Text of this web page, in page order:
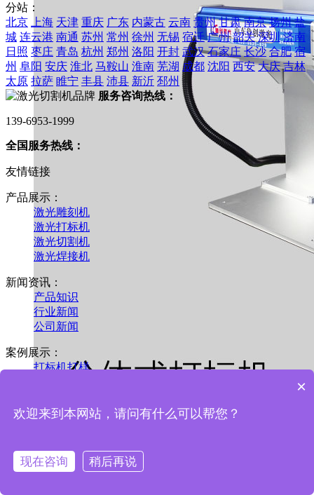
分站：
北京
上海 天津 重庆 广东 内蒙古 云南 贵州 甘肃 南京 扬州 盐
城 连云港 南通 苏州 常州 徐州 无锡 宿迁 广州 韶关 深圳 济南
日照 枣庄 青岛 杭州 郑州 洛阳 开封 武汉 石家庄 长沙 合肥 宿
州 阜阳 安庆 淮北 马鞍山 淮南 芜湖 成都 沈阳 西安 大庆 吉林
太原 拉萨 睢宁 丰县 沛县 新沂 邳州
服务咨询热线：
139-6953-1999
全国服务热线：
友情链接
产品展示：
激光雕刻机
激光打标机
激光切割机
激光焊接机
新闻资讯：
产品知识
行业新闻
公司新闻
案例展示：
打标机打样
×
欢迎来到本网站，请问有什么可以帮您？
现在咨询 稍后再说